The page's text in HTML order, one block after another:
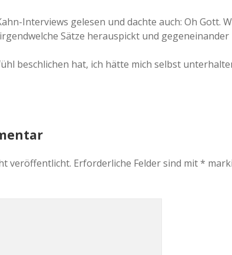
Interviews gelesen und dachte auch: Oh Gott.
Sätze herauspickt und
beschlichen hat, ich hätte mich selbst
veröffentlicht. Erforderliche Felder sind mit*